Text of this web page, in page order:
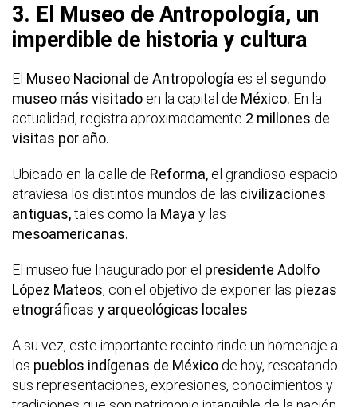
3. El Museo de Antropología, un
imperdible de historia y cultura
El Museo Nacional de Antropología es el segundo
museo más visitado en la capital de México. En la
actualidad, registra aproximadamente 2 millones de
visitas por año.
Ubicado en la calle de Reforma, el grandioso espacio
atraviesa los distintos mundos de las civilizaciones
antiguas,tales como la Maya y las
mesoamericanas.
El museo fue Inaugurado por el presidente Adolfo
López Mateos, con el objetivo de exponer las piezas
etnográficas y arqueológicas locales
A su vez, este importante recinto rinde un homenaje a
los pueblos indígenas de México de hoy, rescatando
sus representaciones, expresiones, conocimientos y